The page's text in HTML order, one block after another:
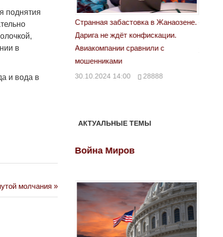
поднятия
в
и вода в
молчания
в Жанаозене.
конфискации.
с
28888
«Новый Казахстан не говорит всей
правды»
29.10.2024 09:00 39623
АКТУАЛЬНЫЕ ТЕМЫ
Война Миров